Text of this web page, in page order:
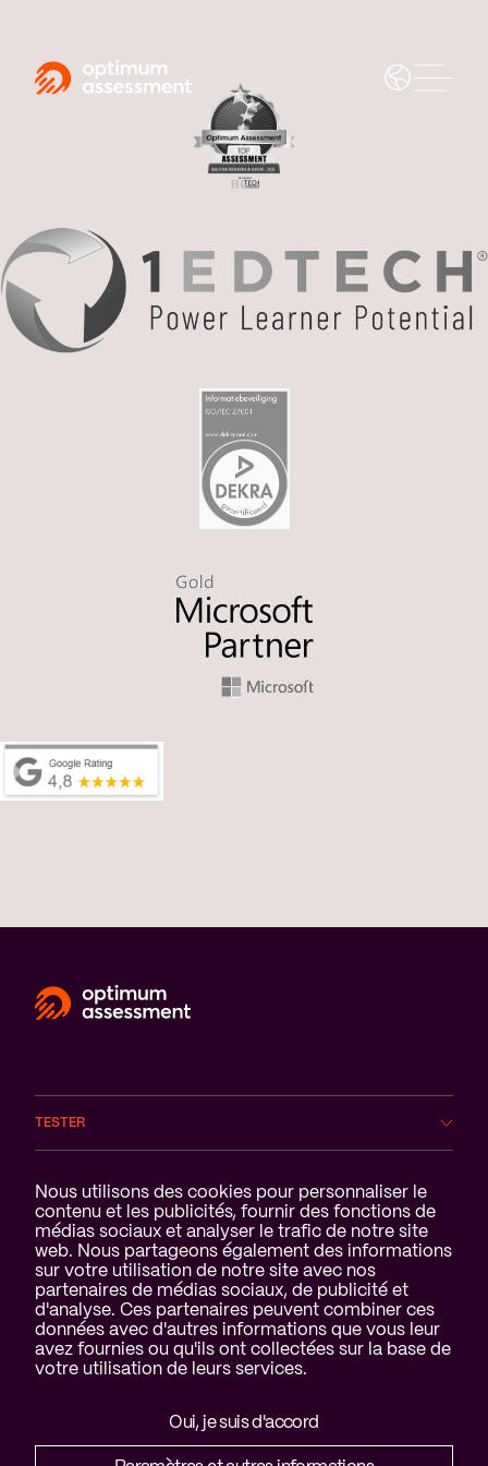
Notification des cookies
Nous utilisons des cookies pour personnaliser le
contenu et les publicités, fournir des fonctions de
médias sociaux et analyser le trafic de notre site
web. Nous partageons également des informations
sur votre utilisation de notre site avec nos
partenaires de médias sociaux, de publicité et
d'analyse. Ces partenaires peuvent combiner ces
données avec d'autres informations que vous leur
avez fournies ou qu'ils ont collectées sur la base de
votre utilisation de leurs services.
Oui, je suis d'accord
TESTER
SERVICES
A PROPOS DE NOUS
Clause de non-responsabilité et
déclaration de confidentialité
Cookies